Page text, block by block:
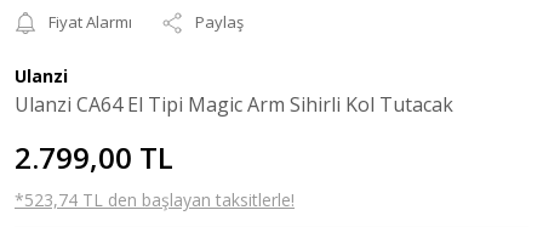
Fiyat Alarmı
Paylaş
Ulanzi
Ulanzi CA64 El Tipi Magic Arm Sihirli Kol Tutacak
2.799,00 TL
*523,74 TL den başlayan taksitlerle!